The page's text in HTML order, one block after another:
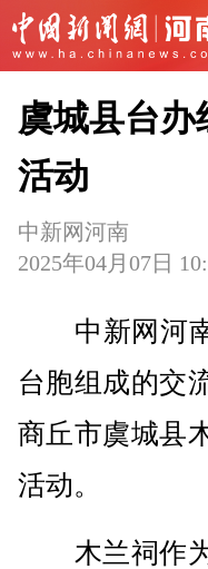
虞城县台
活动
中新网河南
2025年04月07日
中新网河南
台胞组成的交
商丘市虞城县
活动。
木兰祠作为